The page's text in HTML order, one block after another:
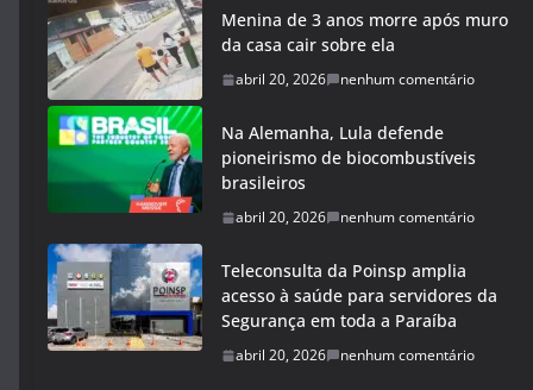
Menina de 3 anos morre após muro
da casa cair sobre ela
abril 20, 2026 nenhum comentário
Na Alemanha, Lula defende
pioneirismo de biocombustíveis
brasileiros
abril 20, 2026 nenhum comentário
Teleconsulta da Poinsp amplia
acesso à saúde para servidores da
Segurança em toda a Paraíba
abril 20, 2026 nenhum comentário